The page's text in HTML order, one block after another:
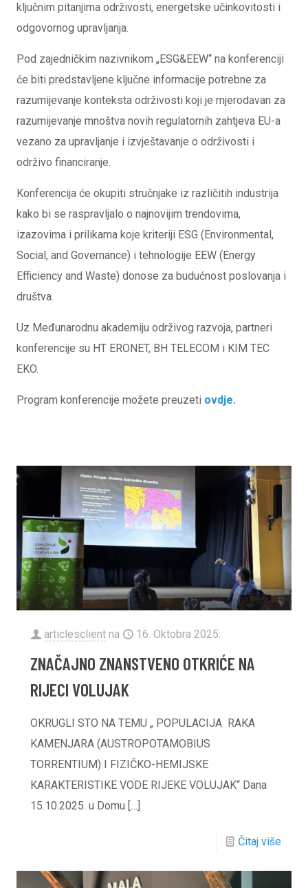
ključnim pitanjima održivosti, energetske učinkovitosti i
odgovornog upravljanja.
Pod zajedničkim nazivnikom „ESG&EEW“ na konferenciji
će biti predstavljene ključne informacije potrebne za
razumijevanje konteksta održivosti koji je mjerodavan za
razumijevanje mnoštva novih regulatornih zahtjeva EU-a
vezano za upravljanje i izvještavanje o održivosti i
održivo financiranje.
Konferencija će okupiti stručnjake iz različitih industrija
kako bi se raspravljalo o najnovijim trendovima,
izazovima i prilikama koje kriteriji ESG (Environmental,
Social, and Governance) i tehnologije EEW (Energy
Efficiency and Waste) donose za budućnost poslovanja i
društva.
Uz Međunarodnu akademiju održivog razvoja, partneri
konferencije su HT ERONET, BH TELECOM i KIM TEC
EKO.
Program konferencije možete preuzeti ovdje.
articlesclient na 16. Oktobra 2025.
ZNAČAJNO ZNANSTVENO OTKRIĆE NA
RIJECI VOLUJAK
OKRUGLI STO NA TEMU „ POPULACIJA RAKA
KAMENJARA (AUSTROPOTAMOBIUS
TORRENTIUM) I FIZIČKO-HEMIJSKE
KARAKTERISTIKE VODE RIJEKE VOLUJAK“ Dana
15.10.2025. u Domu […]
Čitaj više